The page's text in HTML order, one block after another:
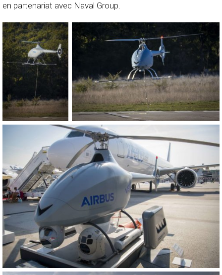
en partenariat avec Naval Group.